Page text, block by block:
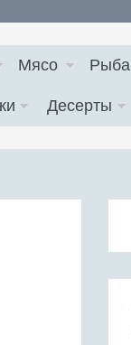
Мясо Рыба
Десерты